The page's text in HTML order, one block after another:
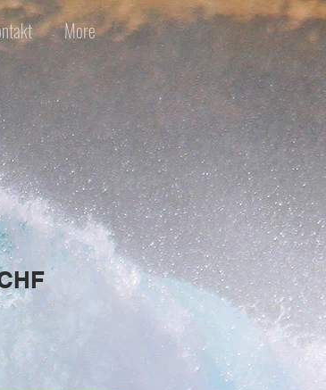
More
Sale-
Preis